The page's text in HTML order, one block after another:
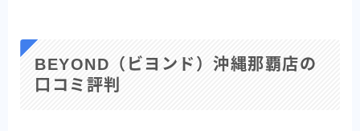
BEYOND（ビヨンド）沖縄那覇店の
口コミ評判